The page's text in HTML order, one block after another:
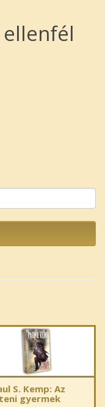
ellenfél
S. Kemp: Az
gyermek